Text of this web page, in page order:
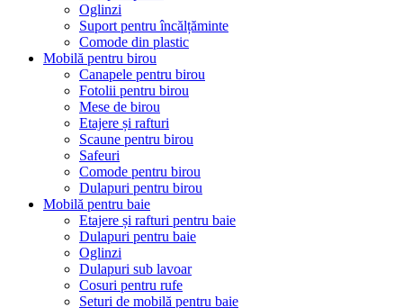
Oglinzi
Suport pentru încălțăminte
Comode din plastic
Mobilă pentru birou
Canapele pentru birou
Fotolii pentru birou
Mese de birou
Etajere și rafturi
Scaune pentru birou
Safeuri
Comode pentru birou
Dulapuri pentru birou
Mobilă pentru baie
Etajere și rafturi pentru baie
Dulapuri pentru baie
Oglinzi
Dulapuri sub lavoar
Cosuri pentru rufe
Seturi de mobilă pentru baie